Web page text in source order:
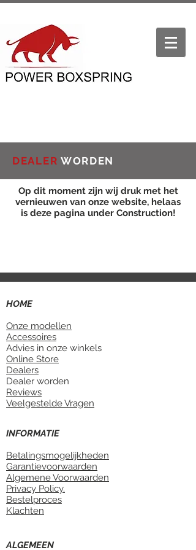
DEALER WORDEN
Op dit moment zijn wij druk met het
vernieuwen van onze website, helaas
is deze pagina under Construction!
HOME
Onze modellen
Accessoires
Advies in onze winkels
Online Store
Dealers
Dealer worden
Reviews
Veelgestelde Vragen
INFORMATIE
Betalingsmogelijkheden
Garantievoorwaarden
Algemene Voorwaarden
Privacy Policy.
Bestelproces
Klachten
ALGEMEEN